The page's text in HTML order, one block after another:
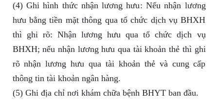
(4) Ghi hình thức nhận lương hưu: Nếu nhận lương
hưu bằng tiền mặt thông qua tổ chức dịch vụ BHXH
thì ghi rõ: Nhận lương hưu qua tổ chức dịch vụ
BHXH; nếu nhận lương hưu qua tài khoản thẻ thì ghi
rõ nhận lương hưu qua tài khoản thẻ và cung cấp
thông tin tài khoản ngân hàng.
(5) Ghi địa chỉ nơi khám chữa bệnh BHYT ban đầu.